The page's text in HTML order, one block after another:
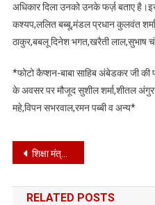
अधिकार दिला उनको उनके फर्ज़ बताए
कश्यप,ललित बब्बू,मंडल प्रधान कुलवंत
ठाकुर,बबलू दिनेश भगत,खरैती लाल,सुभाष
*फोटो कैप्शन-बाबा साहिब अंबेडकर जी की
के अवसर पर मौजूद सुशील शर्मा,शीतल
महे,विपन सभरवाल,रमन पब्बी व अन्य*
Post
navigation
शिक्षा मंत्री हरजोत बैंस के आरोपों को हरजीत गरेवाल ने सिरे से नकारा।
RELATED POSTS